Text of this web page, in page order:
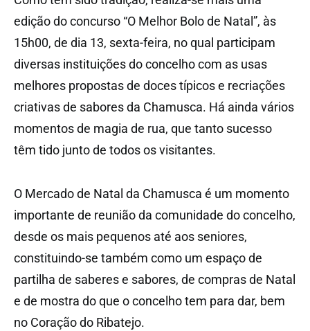
edição do concurso “O Melhor Bolo de Natal”, às
15h00, de dia 13, sexta-feira, no qual participam
diversas instituições do concelho com as usas
melhores propostas de doces típicos e recriações
criativas de sabores da Chamusca. Há ainda vários
momentos de magia de rua, que tanto sucesso
têm tido junto de todos os visitantes.
O Mercado de Natal da Chamusca é um momento
importante de reunião da comunidade do concelho,
desde os mais pequenos até aos seniores,
constituindo-se também como um espaço de
partilha de saberes e sabores, de compras de Natal
e de mostra do que o concelho tem para dar, bem
no Coração do Ribatejo.